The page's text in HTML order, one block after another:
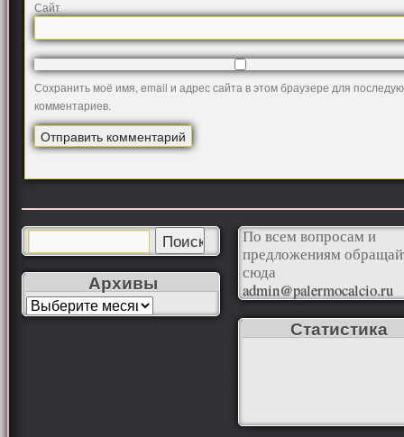
Сайт
Сохранить моё имя, email и адрес сайта в этом браузере для
комментариев.
Архивы
По всем вопросам и
предложениям
сюда
admin@palermocalcio.ru
Статистика